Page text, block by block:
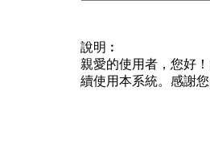
說明︰
親愛的使用者，您好
續使用本系統。感謝您